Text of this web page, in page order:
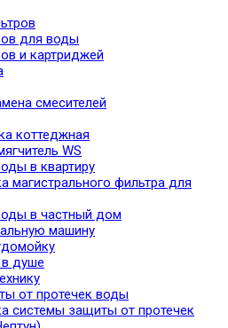
для воды
и картриджей
смесителей
коттеджная
WS
в квартиру
магистрального фильтра для
в частный дом
машину
в душе
от протечек воды
системы защиты от протечек